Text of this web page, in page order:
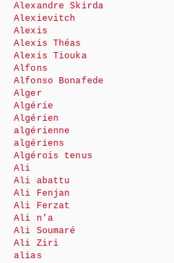
Alexandre Skirda
Alexievitch
Alexis
Alexis Théas
Alexis Tiouka
Alfons
Alfonso Bonafede
Alger
Algérie
Algérien
algérienne
algériens
Algérois tenus
Ali
Ali abattu
Ali Fenjan
Ali Ferzat
Ali n’a
Ali Soumaré
Ali Ziri
alias